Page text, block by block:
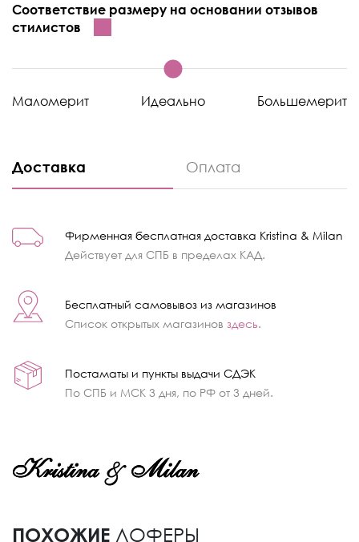
Соответствие размеру на основании отзывов
стилистов
Маломерит Идеально Большемерит
Доставка Оплата
Фирменная бесплатная доставка Kristina & Milan
Действует для СПБ в пределах КАД.
Бесплатный самовывоз из магазинов
Список открытых магазинов здесь.
Постаматы и пункты выдачи СДЭК
По СПБ и МСК 3 дня, по РФ от 3 дней.
ПОХОЖИЕ ЛОФЕРЫ